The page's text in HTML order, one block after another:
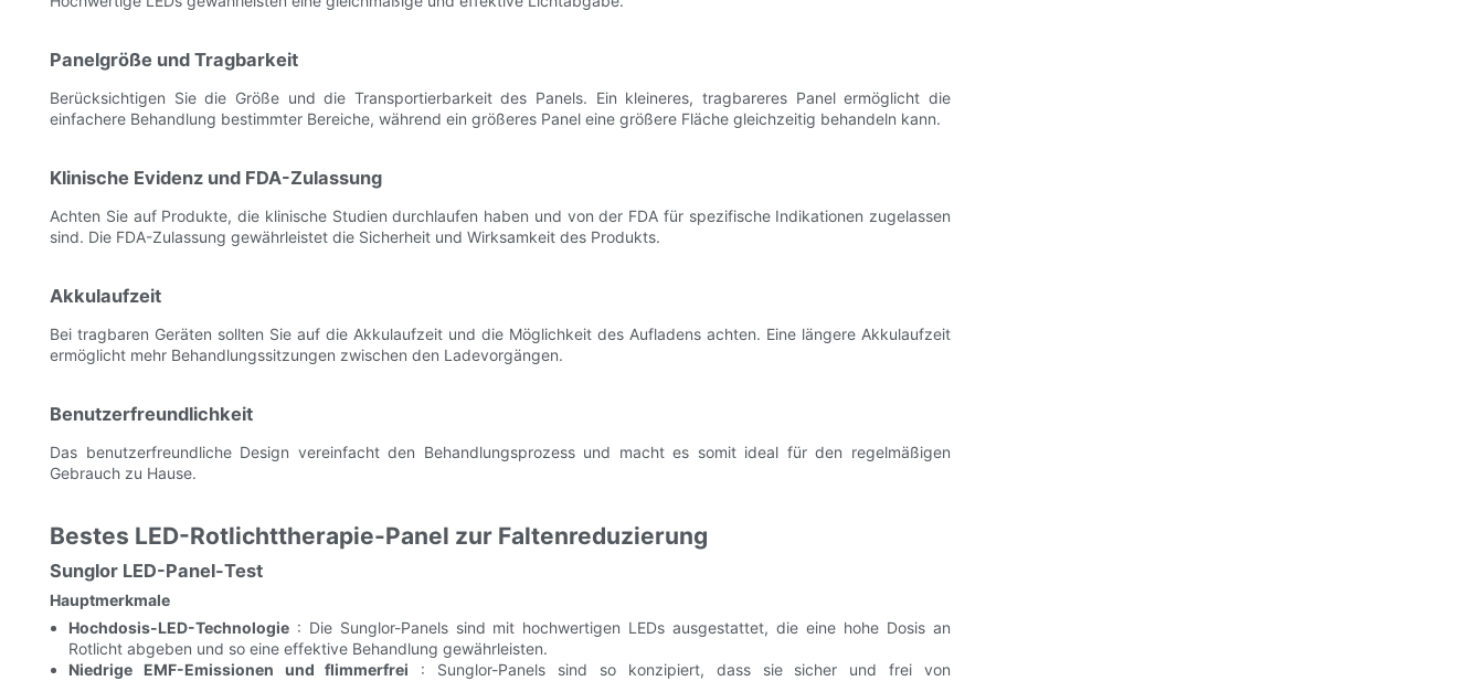
Panelgröße und Tragbarkeit
Berücksichtigen Sie die Größe und die Transportierbarkeit des Panels. Ein kleineres, tragbareres Panel ermöglicht die
einfachere Behandlung bestimmter Bereiche, während ein größeres Panel eine größere Fläche gleichzeitig behandeln kann.
Klinische Evidenz und FDA-Zulassung
Achten Sie auf Produkte, die klinische Studien durchlaufen haben und von der FDA für spezifische Indikationen zugelassen
sind. Die FDA-Zulassung gewährleistet die Sicherheit und Wirksamkeit des Produkts.
Akkulaufzeit
Bei tragbaren Geräten sollten Sie auf die Akkulaufzeit und die Möglichkeit des Aufladens achten. Eine längere Akkulaufzeit
ermöglicht mehr Behandlungssitzungen zwischen den Ladevorgängen.
Benutzerfreundlichkeit
Das benutzerfreundliche Design vereinfacht den Behandlungsprozess und macht es somit ideal für den regelmäßigen
Gebrauch zu Hause.
Bestes LED-Rotlichttherapie-Panel zur Faltenreduzierung
Sunglor LED-Panel-Test
Hauptmerkmale
Hochdosis-LED-Technologie: Die Sunglor-Panels sind mit hochwertigen LEDs ausgestattet, die eine hohe Dosis an
Rotlicht abgeben und so eine effektive Behandlung gewährleisten.
Niedrige EMF-Emissionen und flimmerfrei : Sunglor-Panels sind so konzipiert, dass sie sicher und frei von